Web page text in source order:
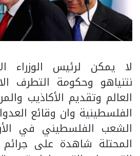
لا يمكن لرئيس الوزراء
نتنياهو وحكومة التطرف
العالم وتقديم الأكاذيب
الفلسطينية وان وقائع
الشعب الفلسطيني في
المحتلة شاهدة على